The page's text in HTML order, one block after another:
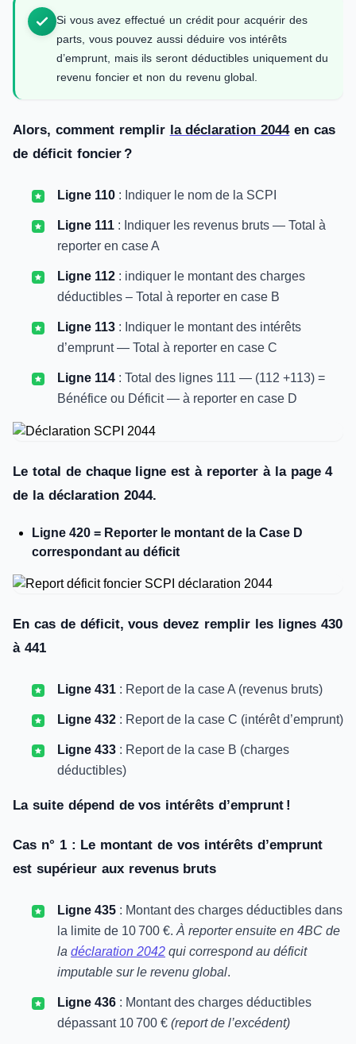
Si vous avez effectué un crédit pour acquérir des
parts, vous pouvez aussi déduire vos intérêts
d’emprunt, mais ils seront déductibles uniquement du
revenu foncier et non du revenu global.
Alors, comment remplir la déclaration 2044en cas
de déficit foncier ?
Ligne 110 : Indiquer le nom de la SCPI
Ligne 111 : Indiquer les revenus bruts — Total à
reporter en case A
Ligne 112 : indiquer le montant des charges
déductibles – Total à reporter en case B
Ligne 113 : Indiquer le montant des intérêts
d’emprunt — Total à reporter en case C
Ligne 114 : Total des lignes 111 — (112 +113) =
Bénéfice ou Déficit — à reporter en case D
Le total de chaque ligne est à reporter à la page 4
de la déclaration 2044.
Ligne 420 = Reporter le montant de la Case D
correspondant au déficit
En cas de déficit, vous devez remplir les lignes 430
à 441
Ligne 431 : Report de la case A (revenus bruts)
Ligne 432 : Report de la case C (intérêt d’emprunt)
Ligne 433 : Report de la case B (charges
déductibles)
La suite dépend de vos intérêts d’emprunt !
Cas n° 1 : Le montant de vos intérêts d’emprunt
est supérieur aux revenus bruts
Ligne 435 : Montant des charges déductibles dans
la limite de 10 700 €. À reporter ensuite en 4BC de
la déclaration 2042 qui correspond au déficit
imputable sur le revenu global.
Ligne 436 : Montant des charges déductibles
dépassant 10 700 € (report de l’excédent)